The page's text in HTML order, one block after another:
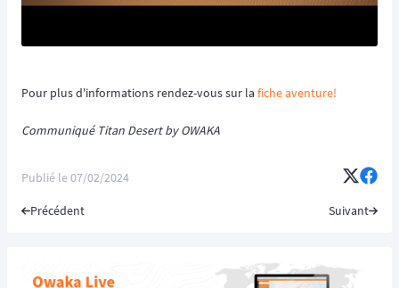
Pour plus d'informations rendez-vous sur la fiche aventure!
Communiqué Titan Desert by OWAKA
Publié le07/02/2024
Précédent Suivant